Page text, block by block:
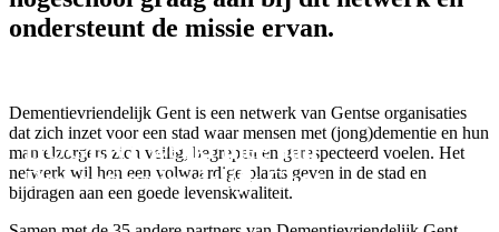
HOGENT werkt mee aan
Dementievriendelijk Gent.
ondersteunt de missie ervan.
Dementievriendelijk Gent is een netwerk van Gentse organisaties
dat zich inzet voor een stad waar mensen met (jong)dementie en hun
mantelzorgers zich veilig, begrepen en gerespecteerd voelen. Het
netwerk wil hen een volwaardige plaats geven in de stad en
bijdragen aan een goede levenskwaliteit.